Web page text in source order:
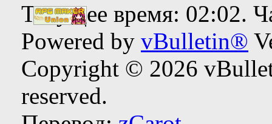
Текущее время: 02:02.
Powered by vBulletin®
Copyright © 2026
reserved.